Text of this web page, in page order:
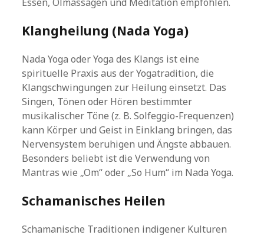
Klangheilung (Nada Yoga)
Nada Yoga oder Yoga des Klangs ist eine
spirituelle Praxis aus der Yogatradition, die
Klangschwingungen zur Heilung einsetzt. Das
Singen, Tönen oder Hören bestimmter
musikalischer Töne (z. B. Solfeggio-Frequenzen)
kann Körper und Geist in Einklang bringen, das
Nervensystem beruhigen und Ängste abbauen.
Besonders beliebt ist die Verwendung von
Mantras wie „Om“ oder „So Hum“ im Nada Yoga.
Schamanisches Heilen
Schamanische Traditionen indigener Kulturen